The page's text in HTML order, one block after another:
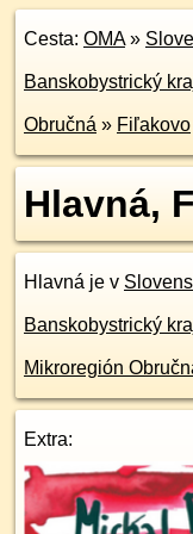
Cesta: OMA»
Banskobystrický
Obručná » Fiľakovo
Hlavná,
Hlavná je v
Banskobystrický
Mikroregión
Extra: